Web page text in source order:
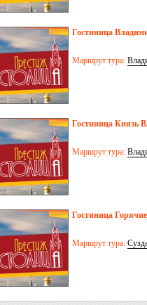
Гостиница
Маршрут тура:
Гостиница Князь
Маршрут тура:
Гостиница
Маршрут тура: